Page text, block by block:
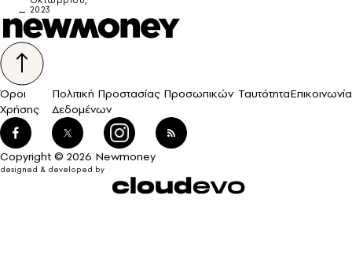
2023
Όροι
Χρήσης
Πολιτική Προστασίας Προσωπικών
Δεδομένων
ΤαυτότηταΕπικοινωνία
Copyright © 2026 Newmoney
designed & developed by